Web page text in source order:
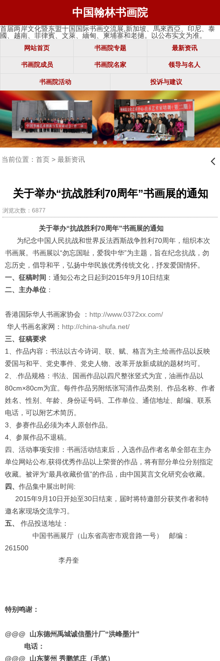
中国翰林书画院
首届两岸文化暨东盟十国国际书画交流展,新加坡、馬來西亞、印尼、泰
國、越南、菲律賓、文萊、緬甸、柬埔寨和老撾。以公布实文为准。
网站首页 书画院专题 最新资讯
书画院成员 书画院名家 领导与名人
书画院活动 投诉与建议
当前位置： 首页> 最新资讯 󰊒
关于举办“抗战胜利70周年”书画展的通知
浏览次数：6877
关于举办“抗战胜利70周年”书画展的通知
为纪念中国人民抗战和世界反法西斯战争胜利70周年，组织本次
书画展。书画展以“勿忘国耻，爱我中华”为主题，旨在纪念抗战，勿
忘历史，倡导和平，弘扬中华民族优秀传统文化，抒发爱国情怀。
一、征稿时间 ：通知公布之日起到2015年9月10日结束
二、主办单位 ：
香港国际华人书画家协会 ： http://www.0372xx.com/
华人书画名家网： http://china-shufa.net/
三、征稿要求
1、作品内容：书法以古今诗词、联、赋、格言为主;绘画作品以反映
爱国与和平、党史事件、党史人物、改革开放新成就的题材均可。
2、.作品规格：书法、国画作品以四尺整张竖式为宜，油画作品以
80cm×80cm为宜。每件作品另附纸张写清作品类别、作品名称、作者
姓名、性别、年龄、身份证号码、工作单位、通信地址、邮编、联系
电话，可以附艺术简历。
3、参赛作品必须为本人原创作品。
4、参展作品不退稿。
四、活动事项安排：书画活动结束后，入选作品作者名单全部在主办
单位网站公布,获得优秀作品以上荣誉的作品，将有部分单位分别指定
收藏。被评为“最具收藏价值”的作品，由中国莫言文化研究会收藏。
四、 作品集中展出时间:
2015年9月10日开始至30日结束，届时将特邀部分获奖作者和特
邀名家现场交流学习。
五、
作品投送地址：
中国书画展厅（山东省高密市观音路一号） 邮编：
261500
李丹奎
特别鸣谢：
@@@ 山东德州禹城诚信墨汁厂“洪峰墨汁”
电话：
@@@ 山东莱州 秀鹏笔庄（毛笔）